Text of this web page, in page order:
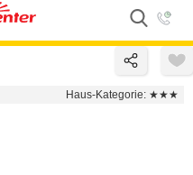
Haus-Kategorie: ★★★